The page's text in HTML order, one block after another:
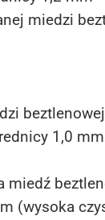
miedzi
1,0 mm
(wysoka